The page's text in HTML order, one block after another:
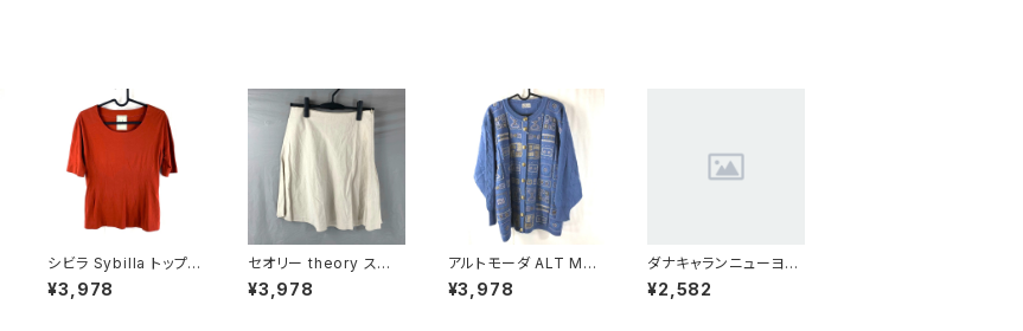
シビラ Sybilla トップス
カットソー 半袖 赤茶 4
0サイズ 900580
¥3,978
セオリー theory スカ
ート 生成色 2サイズ 9
00587
¥3,978
アルトモーダ ALT MO
DER カーディガン 金ボ
タン ニット 青系 Fサイ
¥3,978
ダナキャランニューヨー
ク DKNY ジップ カーデ
ィガン ブラック 4サイズ
¥2,582